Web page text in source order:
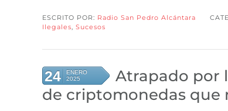
ESCRITO POR: Radio San Pedro Alcántara
Ilegales, Sucesos
24
ENERO
2025
Atrapado por
de criptomonedas que